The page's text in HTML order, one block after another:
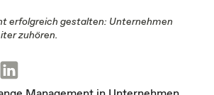
erfolgreich gestalten: Unternehmen
zuhören.